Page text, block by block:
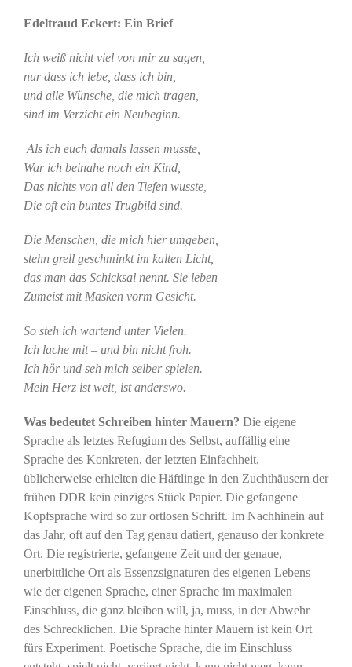
Edeltraud Eckert: Ein Brief
Ich weiß nicht viel von mir zu sagen,
nur dass ich lebe, dass ich bin,
und alle Wünsche, die mich tragen,
sind im Verzicht ein Neubeginn.
Als ich euch damals lassen musste,
War ich beinahe noch ein Kind,
Das nichts von all den Tiefen wusste,
Die oft ein buntes Trugbild sind.
Die Menschen, die mich hier umgeben,
stehn grell geschminkt im kalten Licht,
das man das Schicksal nennt. Sie leben
Zumeist mit Masken vorm Gesicht.
So steh ich wartend unter Vielen.
Ich lache mit – und bin nicht froh.
Ich hör und seh mich selber spielen.
Mein Herz ist weit, ist anderswo.
Was bedeutet Schreiben hinter Mauern? Die eigene
Sprache als letztes Refugium des Selbst, auffällig eine
Sprache des Konkreten, der letzten Einfachheit,
üblicherweise erhielten die Häftlinge in den Zuchthäusern der
frühen DDR kein einziges Stück Papier. Die gefangene
Kopfsprache wird so zur ortlosen Schrift. Im Nachhinein auf
das Jahr, oft auf den Tag genau datiert, genauso der konkrete
Ort. Die registrierte, gefangene Zeit und der genaue,
unerbittliche Ort als Essenzsignaturen des eigenen Lebens
wie der eigenen Sprache, einer Sprache im maximalen
Einschluss, die ganz bleiben will, ja, muss, in der Abwehr
des Schrecklichen. Die Sprache hinter Mauern ist kein Ort
fürs Experiment. Poetische Sprache, die im Einschluss